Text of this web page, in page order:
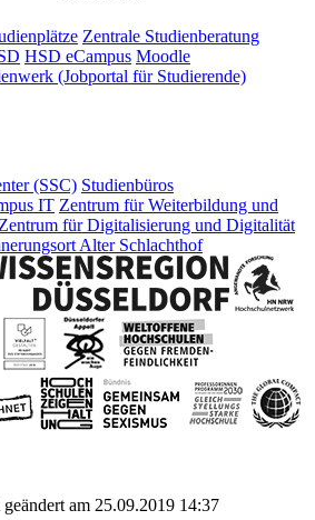
Zentrale Studienberatung
HSD eCampus Moodle
(Jobportal für Studierende)
(SSC) Studienbüros
IT Zentrum für Weiterbildung und
Zentrum für Digitalisierung und Digitalität
Alter Schlachthof
am 25.09.2019 14:37